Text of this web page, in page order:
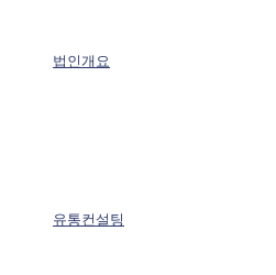
법인개요
유통컨설팅